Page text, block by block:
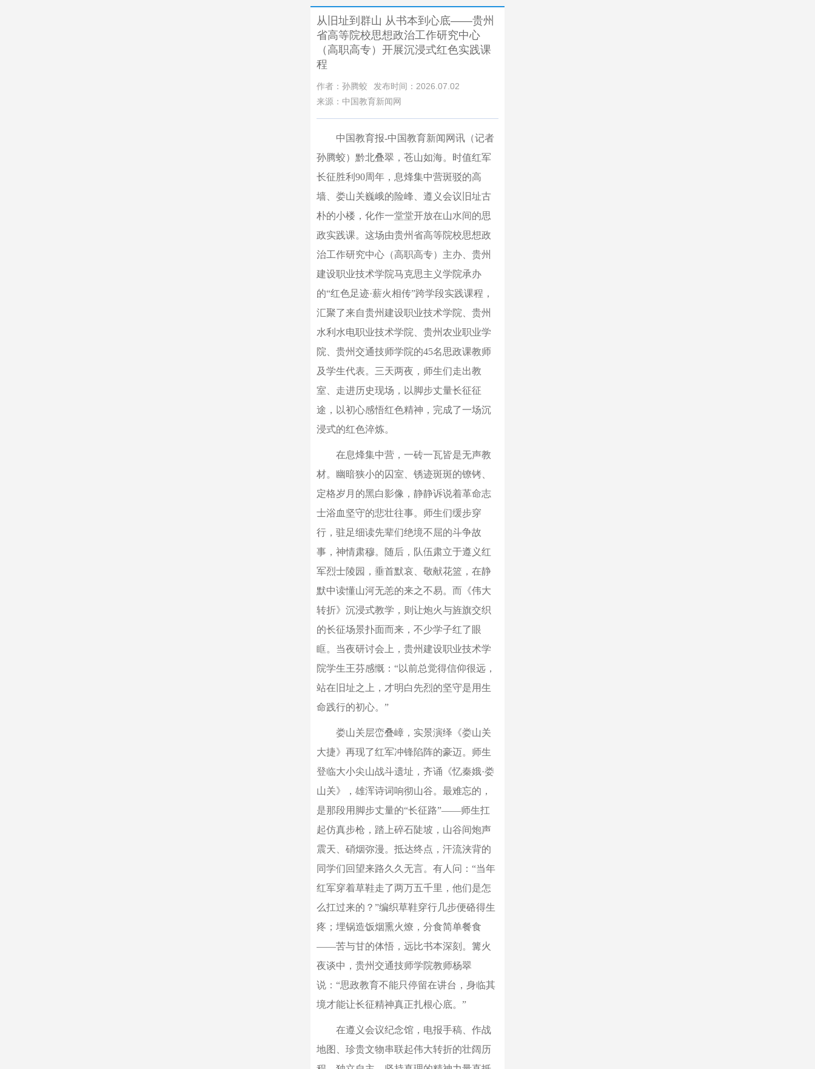
从旧址到群山 从书本到心底——贵州
省高等院校思想政治工作研究中心
（高职高专）开展沉浸式红色实践课
程
作者：孙腾蛟
发布时间：2026.07.02
来源：中国教育新闻网
中国教育报-中国教育新闻网讯（记者
孙腾蛟） 黔北叠翠，苍山如海。时值红军
长征胜利90周年，息烽集中营斑驳的高
墙、娄山关巍峨的险峰、遵义会议旧址古
朴的小楼，化作一堂堂开放在山水间的思
政实践课。这场由贵州省高等院校思想政
治工作研究中心（高职高专）主办、贵州
建设职业技术学院马克思主义学院承办
的“红色足迹·薪火相传”跨学段实践课程，
汇聚了来自贵州建设职业技术学院、贵州
水利水电职业技术学院、贵州农业职业学
院、贵州交通技师学院的45名思政课教师
及学生代表。三天两夜，师生们走出教
室、走进历史现场，以脚步丈量长征征
途，以初心感悟红色精神，完成了一场沉
浸式的红色淬炼。
在息烽集中营，一砖一瓦皆是无声教
材。幽暗狭小的囚室、锈迹斑斑的镣铐、
定格岁月的黑白影像，静静诉说着革命志
士浴血坚守的悲壮往事。师生们缓步穿
行，驻足细读先辈们绝境不屈的斗争故
事，神情肃穆。随后，队伍肃立于遵义红
军烈士陵园，垂首默哀、敬献花篮，在静
默中读懂山河无恙的来之不易。而《伟大
转折》沉浸式教学，则让炮火与旌旗交织
的长征场景扑面而来，不少学子红了眼
眶。当夜研讨会上，贵州建设职业技术学
院学生王芬感慨：“以前总觉得信仰很远，
站在旧址之上，才明白先烈的坚守是用生
命践行的初心。”
娄山关层峦叠嶂，实景演绎《娄山关
大捷》再现了红军冲锋陷阵的豪迈。师生
登临大小尖山战斗遗址，齐诵《忆秦娥·娄
山关》，雄浑诗词响彻山谷。最难忘的，
是那段用脚步丈量的“长征路”——师生扛
起仿真步枪，踏上碎石陡坡，山谷间炮声
震天、硝烟弥漫。抵达终点，汗流浃背的
同学们回望来路久久无言。有人问：“当年
红军穿着草鞋走了两万五千里，他们是怎
么扛过来的？”编织草鞋穿行几步便硌得生
疼；埋锅造饭烟熏火燎，分食简单餐食
——苦与甘的体悟，远比书本深刻。篝火
夜谈中，贵州交通技师学院教师杨翠
说：“思政教育不能只停留在讲台，身临其
境才能让长征精神真正扎根心底。”
在遵义会议纪念馆，电报手稿、作战
地图、珍贵文物串联起伟大转折的壮阔历